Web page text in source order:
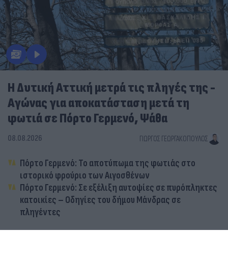
Η Δυτική Αττική μετρά τις πληγές της -
Αγώνας για αποκατάσταση μετά τη
φωτιά σε Πόρτο Γερμενό, Ψάθα
08.08.2026 ΓΙΏΡΓΟΣ ΓΕΩΡΓΑΚΌΠΟΥΛΟΣ
Πόρτο Γερμενό: Το αποτύπωμα της φωτιάς στο
ιστορικό φρούριο των Αιγοσθένων
Πόρτο Γερμενό: Σε εξέλιξη αυτοψίες σε πυρόπληκτες
κατοικίες – Οδηγίες του δήμου Μάνδρας σε
πληγέντες